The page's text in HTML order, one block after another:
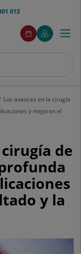
013
menuAcceso
Pedir
cita
Este
enlace
se
en
Mi
Quirónsalud
Este
enlace
se
en
ventana
nueva.
Menú
Los avances en la cirugía
y mejoran el
de
y la